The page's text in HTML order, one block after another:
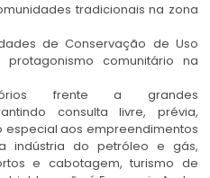
tradicionais na zona
de Conservação de Uso
protagonismo comunitário na
frente a grandes
consulta livre, prévia,
aos empreendimentos
indústria do petróleo e gás,
e cabotagem, turismo de